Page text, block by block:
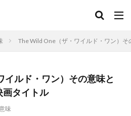
The Wild One（ザ・ワイルド・ワン）
イルド・ワン）その意味と
画タイトル
味